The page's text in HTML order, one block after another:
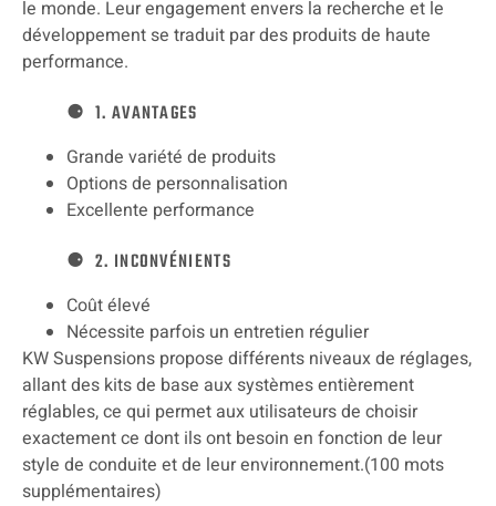
le monde. Leur engagement envers la recherche et le
développement se traduit par des produits de haute
performance.
1. AVANTAGES
Grande variété de produits
Options de personnalisation
Excellente performance
2. INCONVÉNIENTS
Coût élevé
Nécessite parfois un entretien régulier
KW Suspensions propose différents niveaux de réglages,
allant des kits de base aux systèmes entièrement
réglables, ce qui permet aux utilisateurs de choisir
exactement ce dont ils ont besoin en fonction de leur
style de conduite et de leur environnement.(100 mots
supplémentaires)